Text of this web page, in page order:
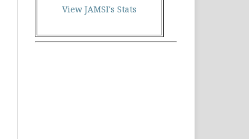
View JAMSI's Stats